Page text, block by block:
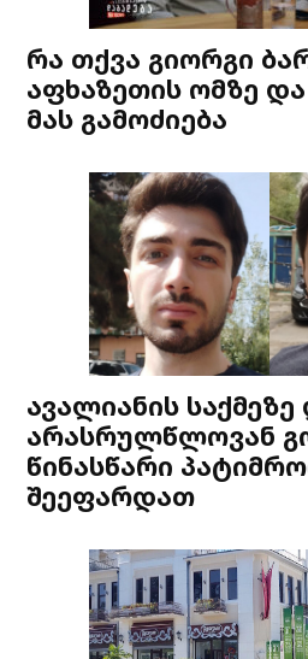
რა თქვა გიორგი
აფხაზეთის ომზე
მას გამოძიება
ავალიანის
არასრულწლოვან
წინასწარი
შეეფარდათ